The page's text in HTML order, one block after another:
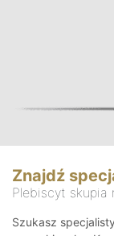
Znajdź
Plebiscyt skupia
Szukasz